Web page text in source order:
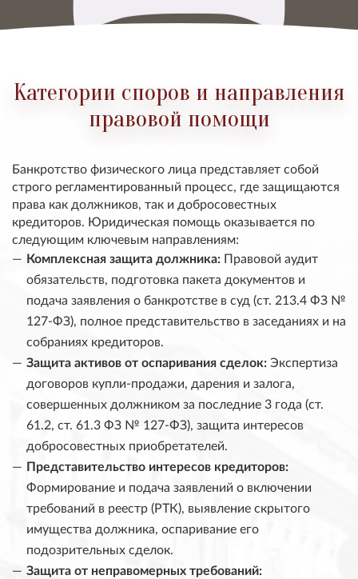
Категории споров и направления
правовой помощи
Банкротство физического лица представляет собой
строго регламентированный процесс, где защищаются
права как должников, так и добросовестных
кредиторов. Юридическая помощь оказывается по
следующим ключевым направлениям:
Комплексная защита должника: Правовой аудит
обязательств, подготовка пакета документов и
подача заявления о банкротстве в суд (ст. 213.4 ФЗ №
127-ФЗ), полное представительство в заседаниях и на
собраниях кредиторов.
Защита активов от оспаривания сделок: Экспертиза
договоров купли-продажи, дарения и залога,
совершенных должником за последние 3 года (ст.
61.2, ст. 61.3 ФЗ № 127-ФЗ), защита интересов
добросовестных приобретателей.
Представительство интересов кредиторов:
Формирование и подача заявлений о включении
требований в реестр (РТК), выявление скрытого
имущества должника, оспаривание его
подозрительных сделок.
Защита от неправомерных требований: